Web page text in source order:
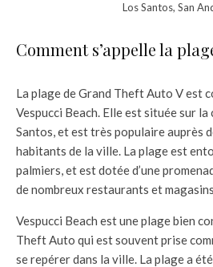
Los Santos, San
Comment s’appelle la
La plage de Grand Theft Auto V est
Vespucci Beach. Elle est située sur
Santos, et est très populaire auprès
habitants de la ville. La plage est
palmiers, et est dotée d’une
de nombreux restaurants et
Vespucci Beach est une plage bien
Theft Auto qui est souvent prise
se repérer dans la ville. La plage a